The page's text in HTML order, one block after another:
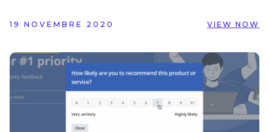
ligne
19 NOVEMBRE 2020 VIEW NOW